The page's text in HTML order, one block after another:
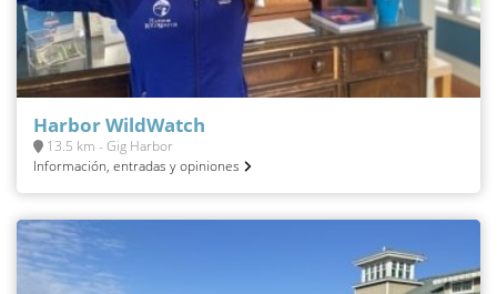
Harbor WildWatch
13.5 km - Gig Harbor
Información, entradas y opiniones